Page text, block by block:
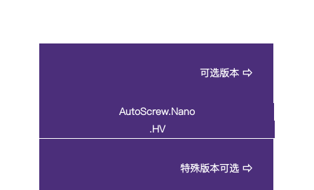
可选版本 ⇨
AutoScrew.Nano
.HV
特殊版本可选 ⇨